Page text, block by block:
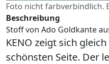
Foto nicht farbverbindlich.
Beschreibung
Stoff von Ado Goldkante
KENO zeigt sich
schönsten Seite. Der